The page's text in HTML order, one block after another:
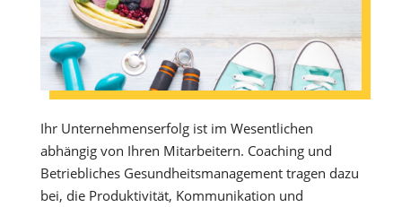
Ihr Unternehmenserfolg ist im Wesentlichen
abhängig von Ihren Mitarbeitern. Coaching und
Betriebliches Gesundheitsmanagement tragen dazu
bei, die Produktivität, Kommunikation und